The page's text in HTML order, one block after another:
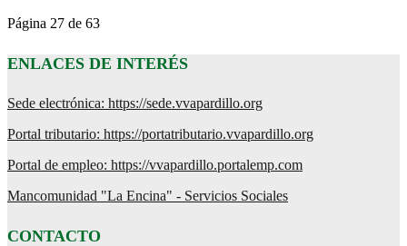
Página 27 de 63
ENLACES DE INTERÉS
Sede electrónica: https://sede.vvapardillo.org
Portal tributario: https://portatributario.vvapardillo.org
Portal de empleo: https://vvapardillo.portalemp.com
Mancomunidad "La Encina" - Servicios Sociales
CONTACTO